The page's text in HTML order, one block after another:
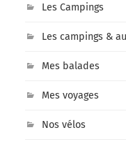
Les Campings
Les campings &
Mes balades
Mes voyages
Nos vélos